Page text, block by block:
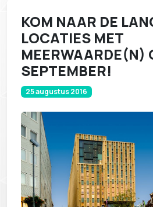
KOM NAAR DE
LOCATIES MET
MEERWAARDE(N)
SEPTEMBER!
25 augustus 2016